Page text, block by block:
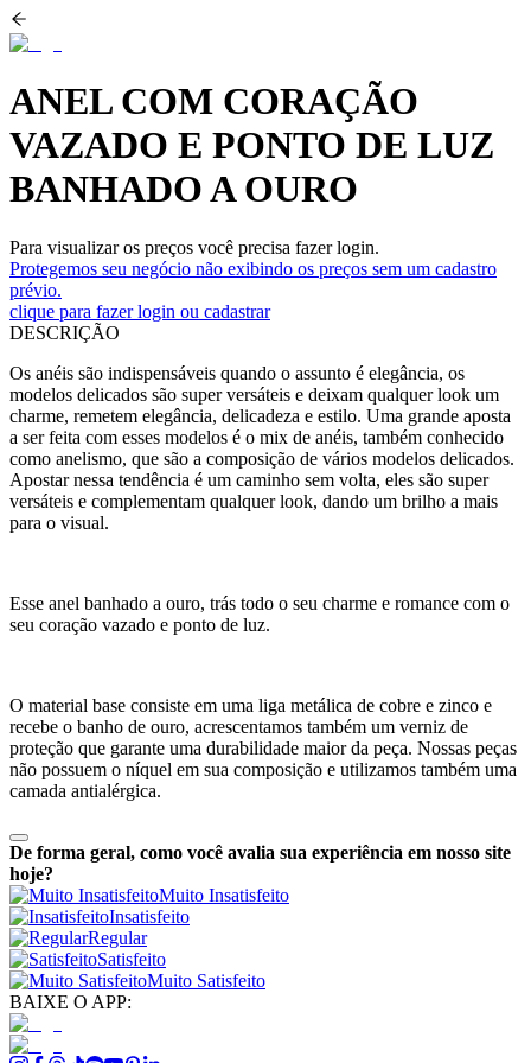
ANEL COM CORAÇÃO
VAZADO E PONTO DE LUZ
BANHADO A OURO
Para visualizar os preços você precisa fazer login.
Protegemos seu negócio não exibindo os preços sem um cadastro
prévio.
clique para fazer login ou cadastrar
DESCRIÇÃO
Os anéis são indispensáveis quando o assunto é elegância, os
modelos delicados são super versáteis e deixam qualquer look um
charme, remetem elegância, delicadeza e estilo. Uma grande aposta
a ser feita com esses modelos é o mix de anéis, também conhecido
como anelismo, que são a composição de vários modelos delicados.
Apostar nessa tendência é um caminho sem volta, eles são super
versáteis e complementam qualquer look, dando um brilho a mais
para o visual.
Esse anel banhado a ouro, trás todo o seu charme e romance com o
seu coração vazado e ponto de luz.
O material base consiste em uma liga metálica de cobre e zinco e
recebe o banho de ouro, acrescentamos também um verniz de
proteção que garante uma durabilidade maior da peça. Nossas peças
não possuem o níquel em sua composição e utilizamos também uma
camada antialérgica.
De forma geral, como você avalia sua experiência em nosso site
hoje?
Muito Insatisfeito
Insatisfeito
Regular
Satisfeito
Muito Satisfeito
BAIXE O APP: